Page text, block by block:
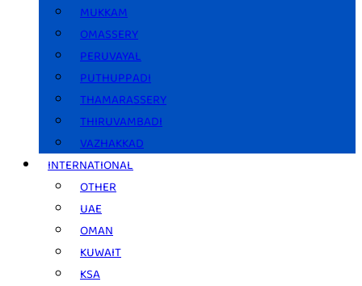
MUKKAM
OMASSERY
PERUVAYAL
PUTHUPPADI
THAMARASSERY
THIRUVAMBADI
VAZHAKKAD
INTERNATIONAL
OTHER
UAE
OMAN
KUWAIT
KSA